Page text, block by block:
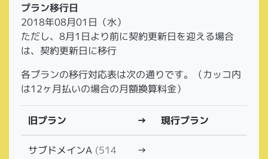
プラン移行日
2018年08月01日（水）
ただし、8月1日より前に契約更新日を迎える場合
は、契約更新日に移行
各プランの移行対応表は次の通りです。（カッコ内
は12ヶ月払いの場合の月額換算料金）
旧プラン → 現行プラン
サブドメインA (514 →